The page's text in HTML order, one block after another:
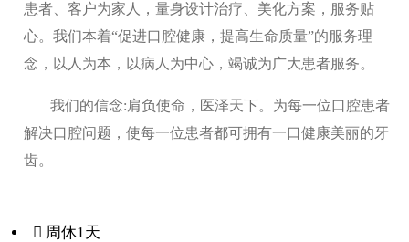
患者、客户为家人，量身设计治疗、美化方案，服务贴
心。我们本着“促进口腔健康，提高生命质量”的服务理
念，以人为本，以病人为中心，竭诚为广大患者服务。
我们的信念:肩负使命，医泽天下。为每一位口腔患者
解决口腔问题，使每一位患者都可拥有一口健康美丽的牙
齿。
 周休1天